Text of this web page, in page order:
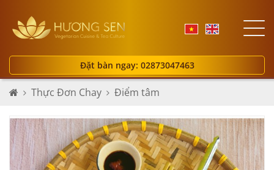
Đặt bàn ngay: 02873047463
Thực Đơn Chay Điểm tâm